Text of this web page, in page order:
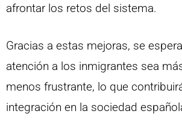
afrontar los retos del sistema.
Gracias a estas mejoras, se
atención a los inmigrantes sea
menos frustrante, lo que
integración en la sociedad